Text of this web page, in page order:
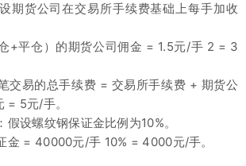
期货公司在交易所手续费基础上每手加收
+平仓）的期货公司佣金 = 1.5元/手 2 = 3
交易的总手续费 = 交易所手续费 + 期货公
5元/手。
设螺纹钢保证金比例为10%。
金 = 40000元/手 10% = 4000元/手。